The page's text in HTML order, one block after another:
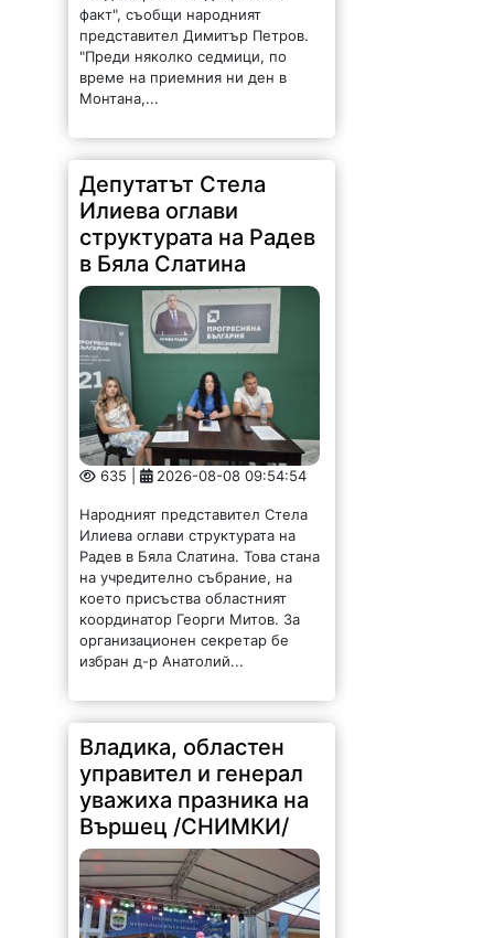
факт", съобщи народният
представител Димитър Петров.
"Преди няколко седмици, по
време на приемния ни ден в
Монтана,...
Депутатът Стела
Илиева оглави
структурата на Радев
в Бяла Слатина
635 | 2026-08-08 09:54:54
Народният представител Стела
Илиева оглави структурата на
Радев в Бяла Слатина. Това стана
на учредително събрание, на
което присъства областният
координатор Георги Митов. За
организационен секретар бе
избран д-р Анатолий...
Владика, областен
управител и генерал
уважиха празника на
Вършец /СНИМКИ/